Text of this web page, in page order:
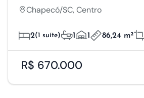
Chapecó/SC, Centro
2(1 suíte) 1 1 86,24 m²
R$ 670.000